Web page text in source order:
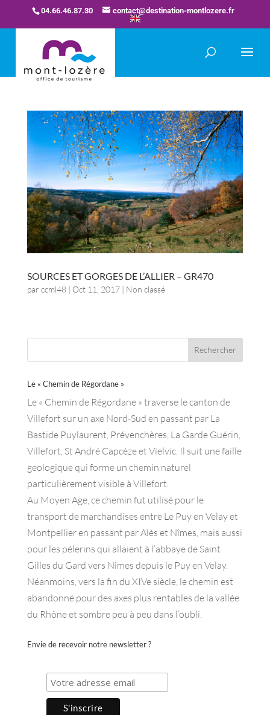
04.66.46.87.30 contact@destination-montlozere.fr
SOURCES ET GORGES DE L’ALLIER – GR470
par ccml48| Oct 11, 2017| Non classé
Le « Chemin de Régordane »
Le « Chemin de Régordane » traverse le canton de
Villefort sur un axe Nord-Sud en passant par La
Bastide Puylaurent, Prévenchères, La Garde Guérin,
Villefort, St André Capcèze et Vielvic. Il suit une faille
geologique qui forme un chemin naturel
particulièrement visible à Villefort.
Au Moyen Age, ce chemin fut utilisé pour le
transport de marchandises entre Le Puy en Velay et
Montpellier en passant par Alès et Nîmes, mais aussi
pour les pélerins qui allaient à l’abbaye de Saint
Gilles du Gard vers Nîmes depuis le Puy en Velay.
Néanmoins, vers la fin du XIVe siècle, le chemin est
abandonné pour des axes plus rentables de la vallée
du Rhône et sombre peu à peu dans l’oubli.
Envie de recevoir notre newsletter ?